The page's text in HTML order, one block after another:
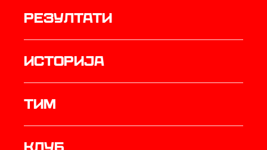
резултати
историја
ТИМ